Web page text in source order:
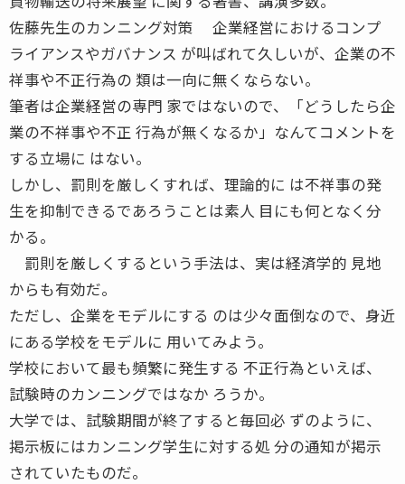
佐藤先生のカンニング対策 企業経営におけるコンプ
ライアンスやガバナンス が叫ばれて久しいが、企業の不
祥事や不正行為の 類は一向に無くならない。
筆者は企業経営の専門 家ではないので、「どうしたら企
業の不祥事や不正 行為が無くなるか」なんてコメントを
する立場に はない。
しかし、罰則を厳しくすれば、理論的に は不祥事の発
生を抑制できるであろうことは素人 目にも何となく分
かる。
罰則を厳しくするという手法は、実は経済学的 見地
からも有効だ。
ただし、企業をモデルにする のは少々面倒なので、身近
にある学校をモデルに 用いてみよう。
学校において最も頻繁に発生する 不正行為といえば、
試験時のカンニングではなか ろうか。
大学では、試験期間が終了すると毎回必 ずのように、
掲示板にはカンニング学生に対する処 分の通知が掲示
されていたものだ。